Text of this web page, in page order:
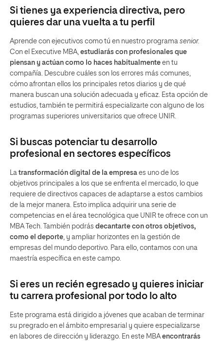
Si tienes ya experiencia directiva, pero
quieres dar una vuelta a tu perfil
Aprende con ejecutivos como tú en nuestro programa senior.
Con el Executive MBA, estudiarás con profesionales que
piensan y actúan como lo haces habitualmente en tu
compañía. Descubre cuáles son los errores más comunes,
cómo afrontan ellos los principales retos diarios y de qué
manera buscan una solución adecuada y eficaz. Esta opción de
estudios, también te permitirá especializarte con alguno de los
programas superiores universitarios que ofrece UNIR.
Si buscas potenciar tu desarrollo
profesional en sectores específicos
La transformación digital de la empresa es uno de los
objetivos principales a los que se enfrenta el mercado, lo que
requiere de directivos capaces de adaptarse a estos cambios
de la mejor manera. Esto implica adquirir una serie de
competencias en el área tecnológica que UNIR te ofrece con un
MBA Tech. También podrás decantarte con otros objetivos,
como el deporte, y ampliar horizontes en la gestión de
empresas del mundo deportivo. Para ello, contamos con una
maestría específica en este campo.
Si eres un recién egresado y quieres iniciar
tu carrera profesional por todo lo alto
Este programa está dirigido a jóvenes que acaban de terminar
su pregrado en el ámbito empresarial y quiere especializarse
en labores de dirección y liderazgo. En este MBAencontrarás